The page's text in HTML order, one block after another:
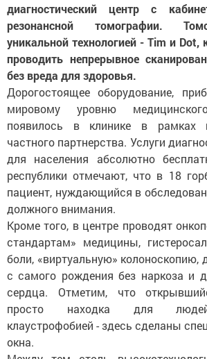
диагностический центр с
резонансной томографии.
уникальной технологией - Tim и Dot,
проводить непрерывное
без вреда для здоровья.
Дорогостоящее оборудование,
мировому уровню
появилось в клинике в рамках
частного партнерства. Услуги
для населения абсолютно
республики отмечают, что в 18
пациент, нуждающийся в
должного внимания.
Кроме того, в центре проводят
стандартам» медицины,
боли, «виртуальную»
с самого рождения без наркоза и
сердца. Отметим, что
просто находка для
клаустрофобией - здесь сделаны
окна.